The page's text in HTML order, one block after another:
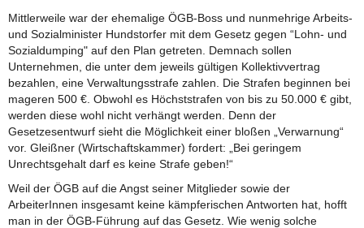
Mittlerweile war der ehemalige ÖGB-Boss und nunmehrige Arbeits-
und Sozialminister Hundstorfer mit dem Gesetz gegen “Lohn- und
Sozialdumping" auf den Plan getreten. Demnach sollen
Unternehmen, die unter dem jeweils gültigen Kollektivvertrag
bezahlen, eine Verwaltungsstrafe zahlen. Die Strafen beginnen bei
mageren 500 €. Obwohl es Höchststrafen von bis zu 50.000 € gibt,
werden diese wohl nicht verhängt werden. Denn der
Gesetzesentwurf sieht die Möglichkeit einer bloßen „Verwarnung“
vor. Gleißner (Wirtschaftskammer) fordert: „Bei geringem
Unrechtsgehalt darf es keine Strafe geben!“
Weil der ÖGB auf die Angst seiner Mitglieder sowie der
ArbeiterInnen insgesamt keine kämpferischen Antworten hat, hofft
man in der ÖGB-Führung auf das Gesetz. Wie wenig solche